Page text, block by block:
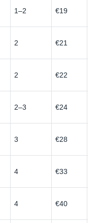
1–2 €19
2 €21
2 €22
2–3 €24
3 €28
4 €33
4 €40